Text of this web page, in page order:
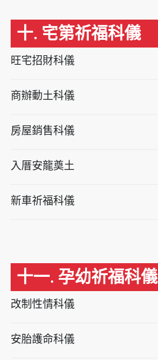
十. 宅第祈福科儀
旺宅招財科儀
商辦動土科儀
房屋銷售科儀
入厝安龍奠土
新車祈福科儀
十一. 孕幼祈福科儀
改制性情科儀
安胎護命科儀